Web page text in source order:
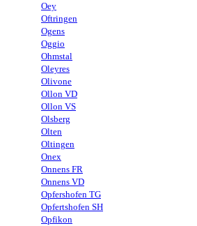
Oey
Oftringen
Ogens
Oggio
Ohmstal
Oleyres
Olivone
Ollon VD
Ollon VS
Olsberg
Olten
Oltingen
Onex
Onnens FR
Onnens VD
Opfershofen TG
Opfertshofen SH
Opfikon